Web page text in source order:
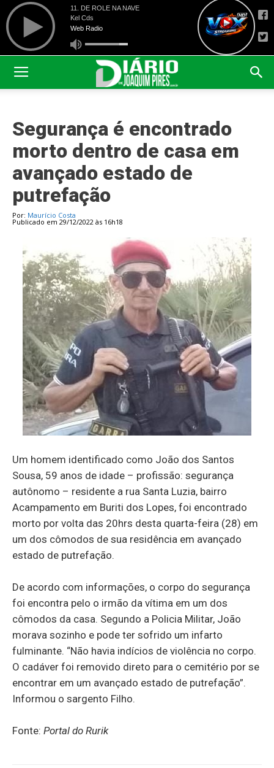
Segurança é encontrado
morto dentro de casa em
avançado estado de
putrefação
Por: Maurício Costa
Publicado em 29/12/2022 às 16h18
Um homem identificado como João dos Santos
Sousa, 59 anos de idade – profissão: segurança
autônomo – residente a rua Santa Luzia, bairro
Acampamento em Buriti dos Lopes, foi encontrado
morto por volta das 20hrs desta quarta-feira (28) em
um dos cômodos de sua residência em avançado
estado de putrefação.
De acordo com informações, o corpo do segurança
foi encontra pelo o irmão da vítima em um dos
cômodos da casa. Segundo a Policia Militar, João
morava sozinho e pode ter sofrido um infarto
fulminante. “Não havia indícios de violência no corpo.
O cadáver foi removido direto para o cemitério por se
encontrar em um avançado estado de putrefação”.
Informou o sargento Filho.
Fonte: Portal do Rurik